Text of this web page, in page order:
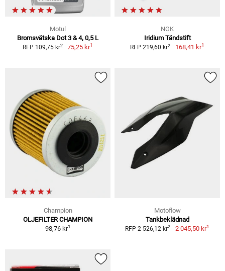
Motul
Bromsvätska Dot 3 & 4, 0,5 L
RFP 109,75 kr2 75,25 kr1
NGK
Iridium Tändstift
RFP 219,60 kr2 168,41 kr1
Champion
OLJEFILTER CHAMPION
98,76 kr1
Motoflow
Tankbeklädnad
RFP 2 526,12 kr2 2 045,50 kr1